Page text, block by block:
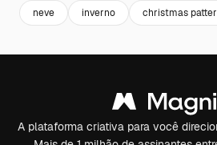
neve inverno christmas
A plataforma criativa para você